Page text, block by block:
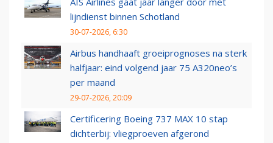
lijndienst binnen Schotland
30-07-2026, 6:30
Airbus handhaaft groeiprognoses na sterk
halfjaar: eind volgend jaar 75 A320neo’s
per maand
29-07-2026, 20:09
Certificering Boeing 737 MAX 10 stap
dichterbij: vliegproeven afgerond